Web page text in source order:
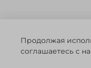
©️ 2014 - 2024
ЗА
ЧЕСТНЫЙ
Продолжая
соглашаетесь с